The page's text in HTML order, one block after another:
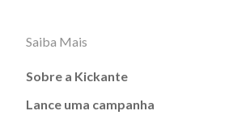
Saiba Mais
Sobre a Kickante
Lance uma campanha